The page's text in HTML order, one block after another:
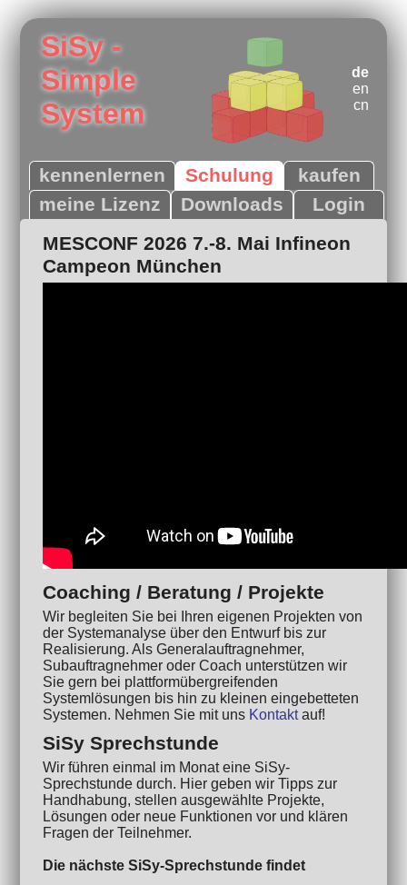
SiSy -
Simple
System
de
en
cn
kennenlernen Schulung
kaufen
meine Lizenz
Downloads
Login
MESCONF 2026 7.-8. Mai Infineon
Campeon München
Coaching / Beratung / Projekte
Wir begleiten Sie bei Ihren eigenen Projekten von
der Systemanalyse über den Entwurf bis zur
Realisierung. Als Generalauftragnehmer,
Subauftragnehmer oder Coach unterstützen wir
Sie gern bei plattformübergreifenden
Systemlösungen bis hin zu kleinen eingebetteten
Systemen. Nehmen Sie mit uns Kontaktauf!
SiSy Sprechstunde
Wir führen einmal im Monat eine SiSy-
Sprechstunde durch. Hier geben wir Tipps zur
Handhabung, stellen ausgewählte Projekte,
Lösungen oder neue Funktionen vor und klären
Fragen der Teilnehmer.
Die nächste SiSy-Sprechstunde findet